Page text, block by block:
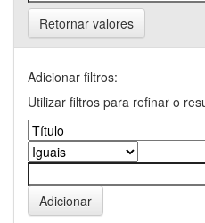
Retornar valores
Adicionar filtros:
Utilizar filtros para refinar o